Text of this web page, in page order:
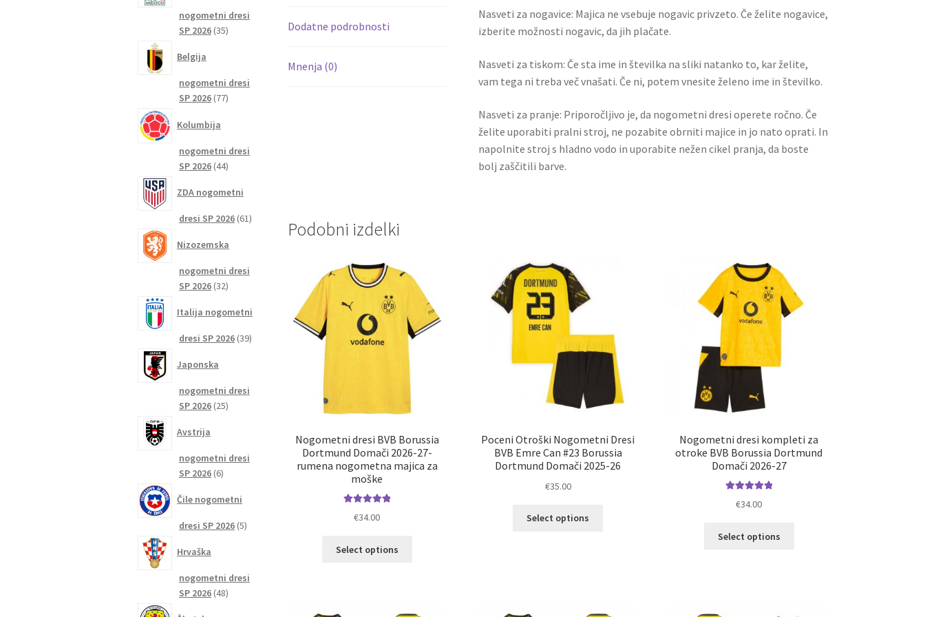
Dodatne podrobnosti
Mnenja (0)
Nasveti za nogavice: Majica ne vsebuje nogavic privzeto. Če želite nogavice,
izberite možnosti nogavic, da jih plačate.
Nasveti za tiskom: Če sta ime in številka na sliki natanko to, kar želite,
vam tega ni treba več vnašati. Če ni, potem vnesite želeno ime in številko.
Nasveti za pranje: Priporočljivo je, da nogometni dresi operete ročno. Če
želite uporabiti pralni stroj, ne pozabite obrniti majice in jo nato oprati. In
napolnite stroj s hladno vodo in uporabite nežen cikel pranja, da boste
bolj zaščitili barve.
Podobni izdelki
Nogometni dresi BVB Borussia
Dortmund Domači 2026-27-
rumena nogometna majica za
moške
5.00 od 5
€34.00
Select options
Poceni Otroški Nogometni Dresi
BVB Emre Can #23 Borussia
Dortmund Domači 2025-26
€35.00
Select options
Nogometni dresi kompleti za
otroke BVB Borussia Dortmund
Domači 2026-27
5.00 od 5
€34.00
Select options
nogometni dresi
SP 2026 3535
Belgija
nogometni dresi
SP 2026 7777
Kolumbija
nogometni dresi
SP 2026 4444
ZDA nogometni
dresi SP 2026 6161
Nizozemska
nogometni dresi
SP 2026 3232
Italija nogometni
dresi SP 2026 3939
Japonska
nogometni dresi
SP 2026 2525
Avstrija
nogometni dresi
SP 2026 66
Čile nogometni
dresi SP 2026 55
Hrvaška
nogometni dresi
SP 2026 4848